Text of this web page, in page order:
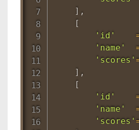
] ,
[
'id'
'name'
'scores'
] ,
[
'id'
'name'
'scores'